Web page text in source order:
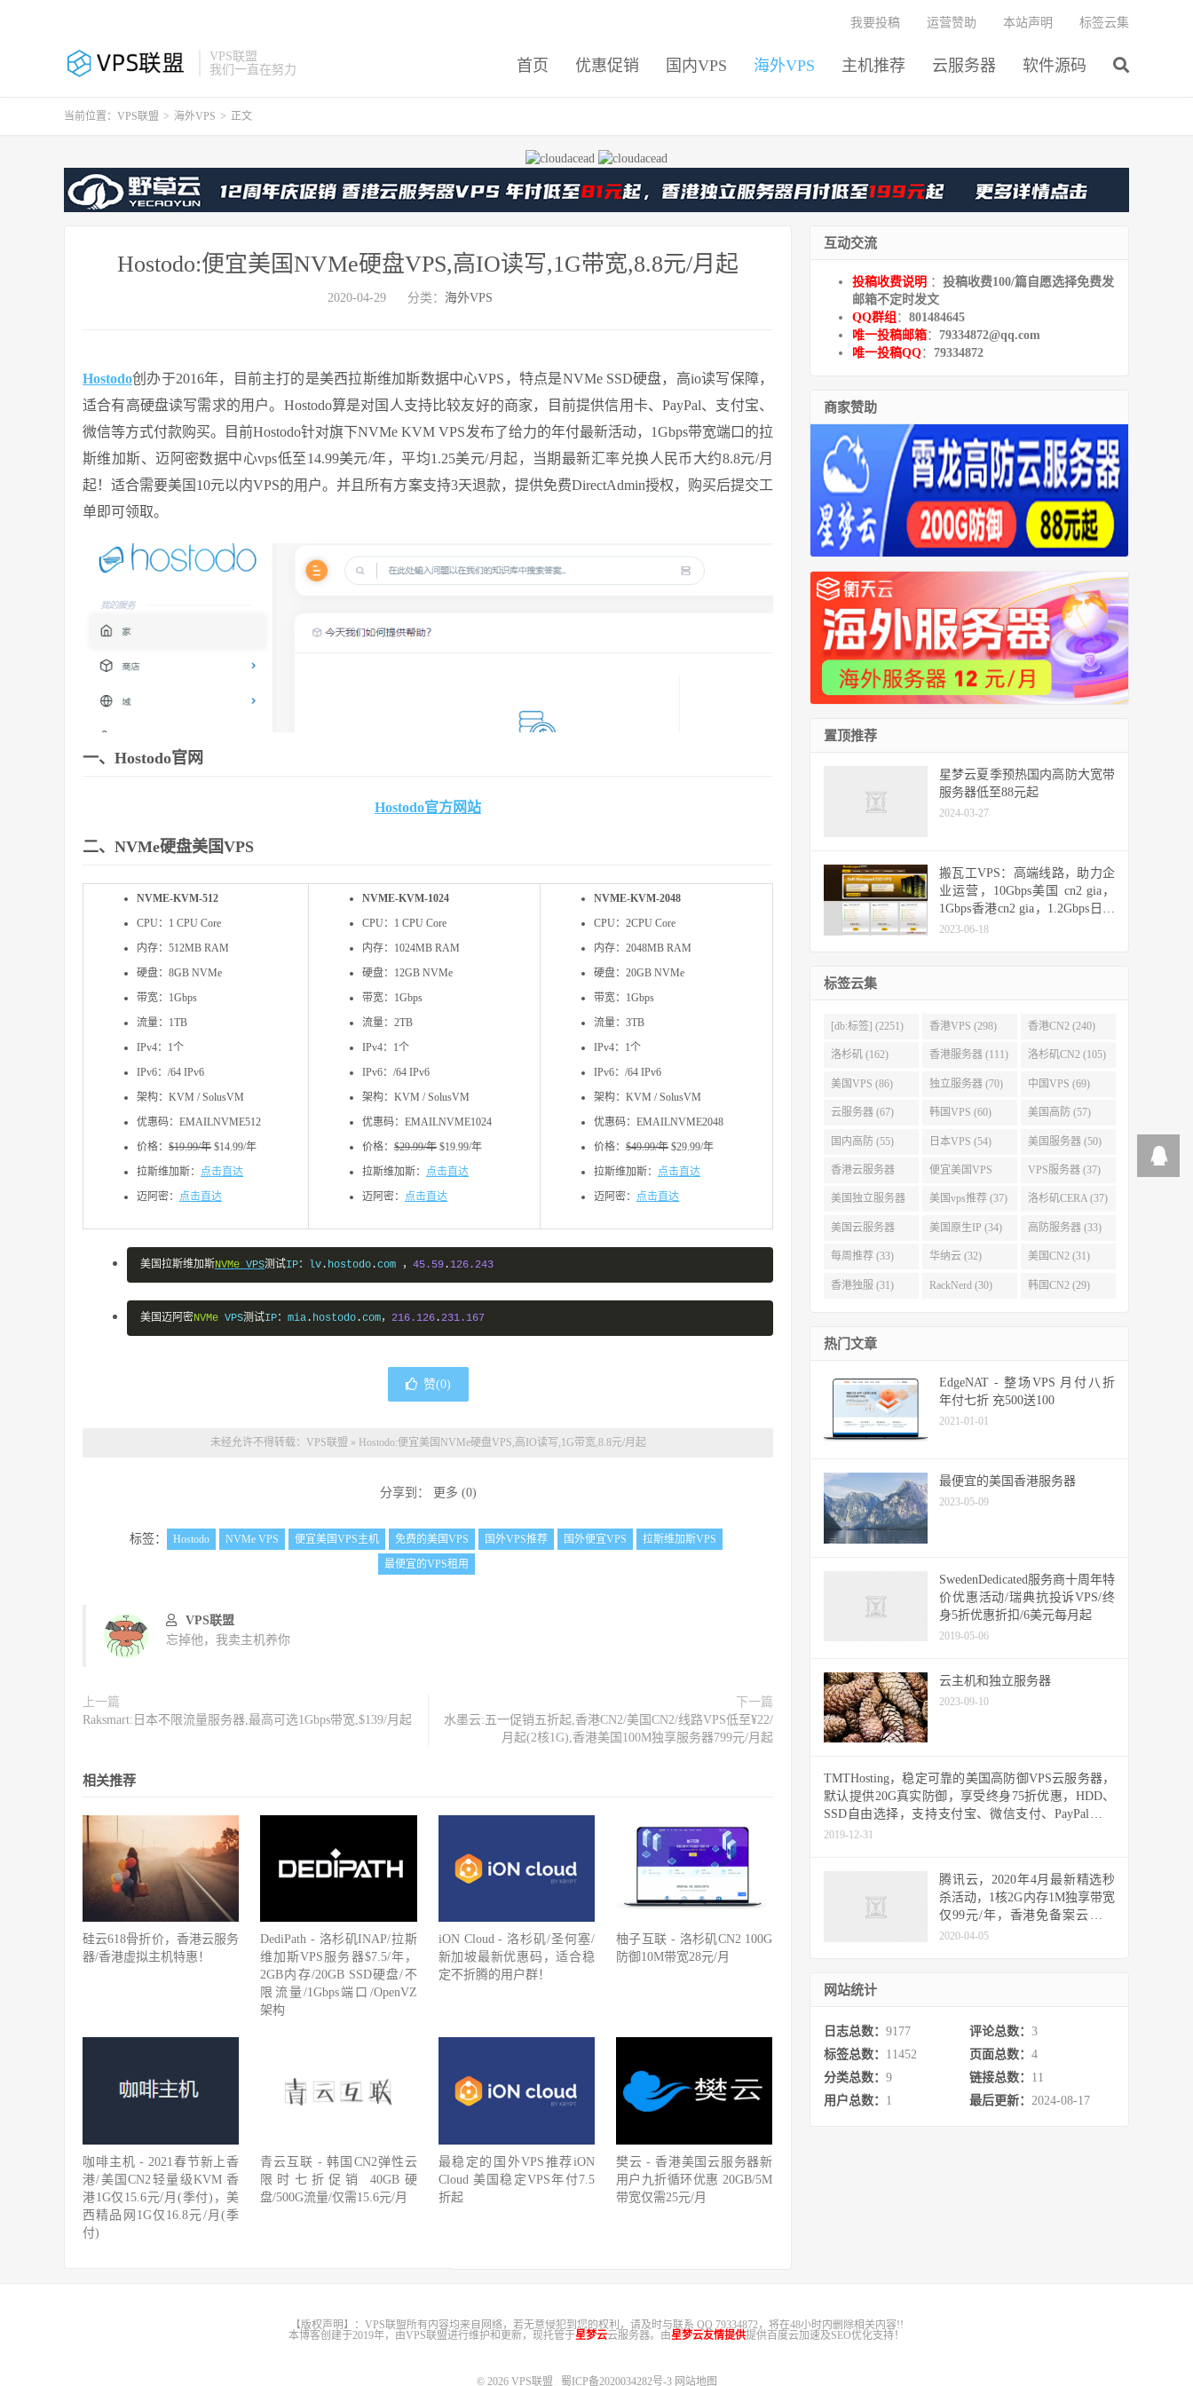
VPS联盟
我们一直在努力
首页 优惠促销 国内VPS 海外VPS 主机推荐 云服务器 软件源码
我要投稿 运营赞助 本站声明 标签云集
当前位置： VPS联盟 > 海外VPS > 正文
Hostodo:便宜美国NVMe硬盘VPS,高IO读写,1G带宽,8.8元/月起
2020-04-29 分类： 海外VPS
Hostodo创办于2016年，目前主打的是美西拉斯维加斯数据中心VPS，特点是NVMe SSD硬盘，高io读写保障，
适合有高硬盘读写需求的用户。Hostodo算是对国人支持比较友好的商家，目前提供信用卡、PayPal、支付宝、
微信等方式付款购买。目前Hostodo针对旗下NVMe KVM VPS发布了给力的年付最新活动，1Gbps带宽端口的拉
斯维加斯、迈阿密数据中心vps低至14.99美元/年，平均1.25美元/月起，当期最新汇率兑换人民币大约8.8元/月
起！适合需要美国10元以内VPS的用户。并且所有方案支持3天退款，提供免费DirectAdmin授权，购买后提交工
单即可领取。
一、Hostodo官网
Hostodo官方网站
二、NVMe硬盘美国VPS
NVME-KVM-512
CPU：1 CPU Core
内存：512MB RAM
硬盘：8GB NVMe
带宽：1Gbps
流量：1TB
IPv4：1个
IPv6：/64 IPv6
架构：KVM / SolusVM
优惠码：EMAILNVME512
​价格： $19.99/年 $14.99/年
拉斯维加斯： 点击直达
迈阿密： 点击直达
NVME-KVM-1024
CPU：1 CPU Core
内存：1024MB RAM
硬盘：12GB NVMe
带宽：1Gbps
流量：2TB
IPv4：1个
IPv6：/64 IPv6
架构：KVM / SolusVM
优惠码：EMAILNVME1024
​价格： $29.99/年 $19.99/年
拉斯维加斯： 点击直达
迈阿密： 点击直达
NVME-KVM-2048
CPU：2CPU Core
内存：2048MB RAM
硬盘：20GB NVMe
带宽：1Gbps
流量：3TB
IPv4：1个
IPv6：/64 IPv6
架构：KVM / SolusVM
优惠码：EMAILNVME2048
​价格： $49.99/年 $29.99/年
拉斯维加斯： 点击直达
迈阿密： 点击直达
美国拉斯维加斯NVMe VPS测试IP： lv . hostodo .com ， 45.59 . 126.243
美国迈阿密NVMe VPS测试IP： mia . hostodo .com， 216.126 .231.167
赞(0)
未经允许不得转载： VPS联盟 » Hostodo:便宜美国NVMe硬盘VPS,高IO读写,1G带宽,8.8元/月起
分享到： 更多 (0)
标签： Hostodo NVMe VPS 便宜美国VPS主机 免费的美国VPS 国外VPS推荐 国外便宜VPS
拉斯维加斯VPS
最便宜的VPS租用
VPS联盟
忘掉他，我卖主机养你
上一篇
Raksmart:日本不限流量服务器,最高可选1Gbps带宽,$139/月起
下一篇
水墨云:五一促销五折起,香港CN2/美国CN2/线路VPS低至¥22/
月起(2核1G),香港美国100M独享服务器799元/月起
相关推荐
硅云618骨折价，香港云服务
器/香港虚拟主机特惠！
DediPath - 洛杉矶INAP/拉斯
维加斯VPS服务器$7.5/年，
2GB内存/20GB SSD硬盘/不
限流量/1Gbps端口/OpenVZ
架构
iON Cloud - 洛杉矶/圣何塞/
新加坡最新优惠码，适合稳
定不折腾的用户群！
柚子互联 - 洛杉矶CN2 100G
防御10M带宽28元/月
咖啡主机 - 2021春节新上香
港/美国CN2轻量级KVM 香
港1G仅15.6元/月(季付)，美
西精品网1G仅16.8元/月(季
付)
青云互联 - 韩国CN2弹性云
限时七折促销 40GB硬
盘/500G流量/仅需15.6元/月
最稳定的国外VPS推荐iON
Cloud 美国稳定VPS年付7.5
折起
樊云 - 香港美国云服务器新
用户九折循环优惠 20GB/5M
带宽仅需25元/月
互动交流
投稿收费说明 ： 投稿收费100/篇自愿选择免费发
邮箱不定时发文
QQ群组 ： 801484645
唯一投稿邮箱： 79334872@qq.com
唯一投稿QQ： 79334872
商家赞助
置顶推荐
星梦云夏季预热国内高防大宽带
服务器低至88元起
2024-03-27
搬瓦工VPS：高端线路，助力企
业运营，10Gbps美国 cn2 gia，
1Gbps香港cn2 gia，1.2Gbps日本
cn2 gia，10Gbps日本软银
2023-06-18
标签云集
[db:标签] (2251) 香港VPS (298) 香港CN2 (240)
洛杉矶 (162) 香港服务器 (111) 洛杉矶CN2 (105)
美国VPS (86) 独立服务器 (70) 中国VPS (69)
云服务器 (67) 韩国VPS (60) 美国高防 (57)
国内高防 (55) 日本VPS (54) 美国服务器 (50)
香港云服务器
(40)
便宜美国VPS
(38)
VPS服务器 (37)
美国独立服务器
(37)
美国vps推荐 (37) 洛杉矶CERA (37)
美国云服务器
(34)
美国原生IP (34) 高防服务器 (33)
每周推荐 (33) 华纳云 (32) 美国CN2 (31)
香港独服 (31) RackNerd (30) 韩国CN2 (29)
热门文章
EdgeNAT - 整场VPS 月付八折
年付七折 充500送100
2021-01-01
最便宜的美国香港服务器
2023-05-09
SwedenDedicated服务商十周年特
价优惠活动/瑞典抗投诉VPS/终
身5折优惠折扣/6美元每月起
2019-05-06
云主机和独立服务器
2023-09-10
TMTHosting，稳定可靠的美国高防御VPS云服务器，
默认提供20G真实防御，享受终身75折优惠，HDD、
SSD自由选择，支持支付宝、微信支付、PayPal付款
方式
2019-12-31
腾讯云，2020年4月最新精选秒
杀活动，1核2G内存1M独享带宽
仅99元/年，香港免备案云服务
器1核1G内存1M独享带宽仅249
2020-04-05
网站统计
日志总数： 9177 评论总数： 3
标签总数： 11452 页面总数： 4
分类总数： 9 链接总数： 11
用户总数： 1 最后更新： 2024-08-17
【版权声明】：VPS联盟所有内容均来自网络，若无意侵犯到您的权利，请及时与联系 QQ 79334872，将在48小时内删除相关内容!!
本博客创建于2019年，由VPS联盟进行维护和更新，现托管于星梦云云服务器。由星梦云友情提供提供百度云加速及SEO优化支持！
© 2026 VPS联盟 蜀ICP备2020034282号-3 网站地图